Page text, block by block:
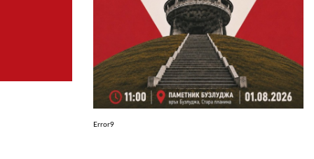
Error9
АБОНАМЕНТ
УСЛОВИЯ ЗА ПОЛЗВАНЕ
ПОЛИТИКА ЗА БИСКВИТКИТЕ
ПОЛИТИКАТА ЗА